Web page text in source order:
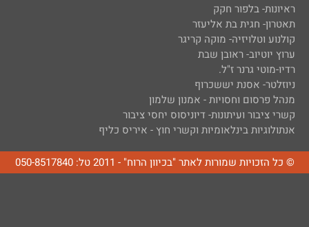
ראיונות- בלפור חקק
תאטרון- חגית בת אליעזר
קולנוע וטלויזיה- מוקה קריגר
ערוץ יוטיוב- ראובן שבת
רדיו-מוטי גרנר ז"ל.
ניוזלטר- אסנת יששכרוף
מנהל פרסום וחסויות - אמנון שלמון
קשרי ציבור ועיתונות- דיוניסוס יחסי ציבור
אנתולוגיות בינלאומיות וקשרי חוץ - איריס כליף
© כל הזכויות שמורות לאתר "בכיוון הרוח" - 2011 טל: 050-8517840